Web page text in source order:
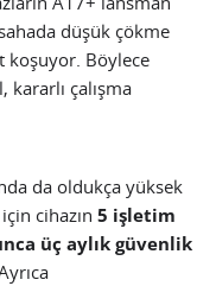
düşük çökme
koşuyor. Böylece
kararlı çalışma
da oldukça yüksek
cihazın 5 işletim
üç aylık güvenlik